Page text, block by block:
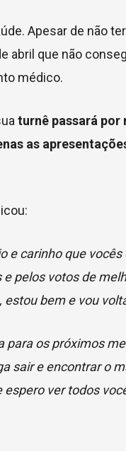
Apesar de não
abril que não
médico.
turnê passará por
as
e carinho que
pelos votos de
estou bem e vou
os próximos
sair e encontrar o
ver todos